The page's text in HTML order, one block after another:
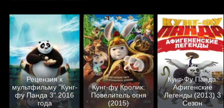
Рецензия к
мультфильму "Кунг-
фу Панда 3" 2016
года
Кунг-фу Кролик:
Повелитель огня
(2015)
Кунг-Фу Панда:
Афигенские
Легенды (2013) 3
Сезон